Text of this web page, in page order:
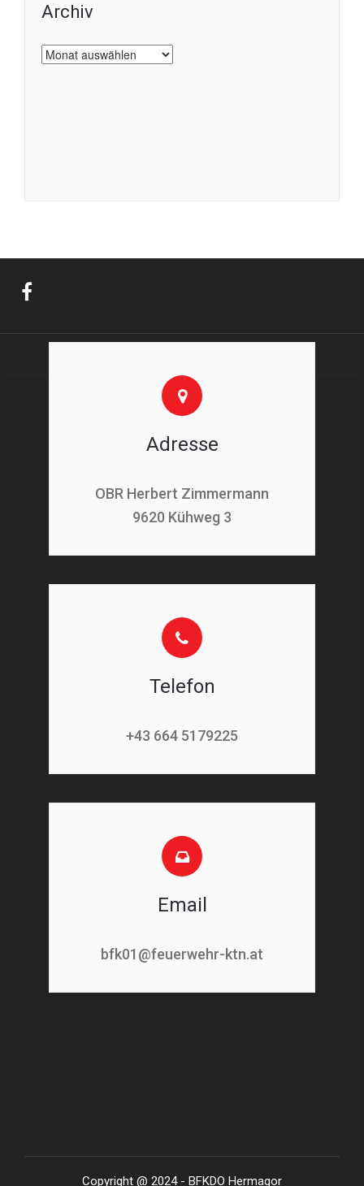
Archiv
Archiv
Adresse
OBR Herbert Zimmermann
9620 Kühweg 3
Telefon
+43 664 5179225
Email
bfk01@feuerwehr-ktn.at
Copyright @ 2024 - BFKDO Hermagor